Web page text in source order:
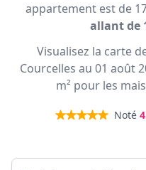
appartement est de
allant de
Visualisez la carte
Courcelles au 01 août
m² pour les
Noté